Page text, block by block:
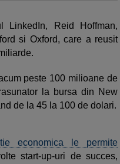
LinkedIn, Reid Hoffman,
si Oxford, care a reusit
peste 100 milioane de
la bursa din New
de la 45 la 100 de dolari.
economica le permite
start-up-uri de succes,